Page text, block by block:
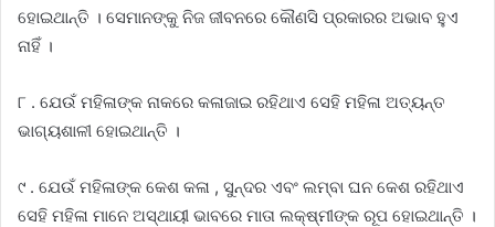
ହୋଇଥାନ୍ତି । ସେମାନଙ୍କୁ ନିଜ ଜୀବନରେ କୌଣସି ପ୍ରକାରର ଅଭାବ ହୁଏ
ନାହିଁ ।
୮ . ଯେଉଁ ମହିଳାଙ୍କ ନାକରେ କଳାଜାଇ ରହିଥାଏ ସେହି ମହିଳା ଅତ୍ୟନ୍ତ
ଭାଗ୍ୟଶାଳୀ ହୋଇଥାନ୍ତି ।
୯ . ଯେଉଁ ମହିଳାଙ୍କ କେଶ କଳା , ସୁନ୍ଦର ଏବଂ ଲମ୍ବା ଘନ କେଶ ରହିଥାଏ
ସେହି ମହିଳା ମାନେ ଅସ୍ଥାୟୀ ଭାବରେ ମାତା ଲକ୍ଷ୍ମୀଙ୍କ ରୂପ ହୋଇଥାନ୍ତି ।